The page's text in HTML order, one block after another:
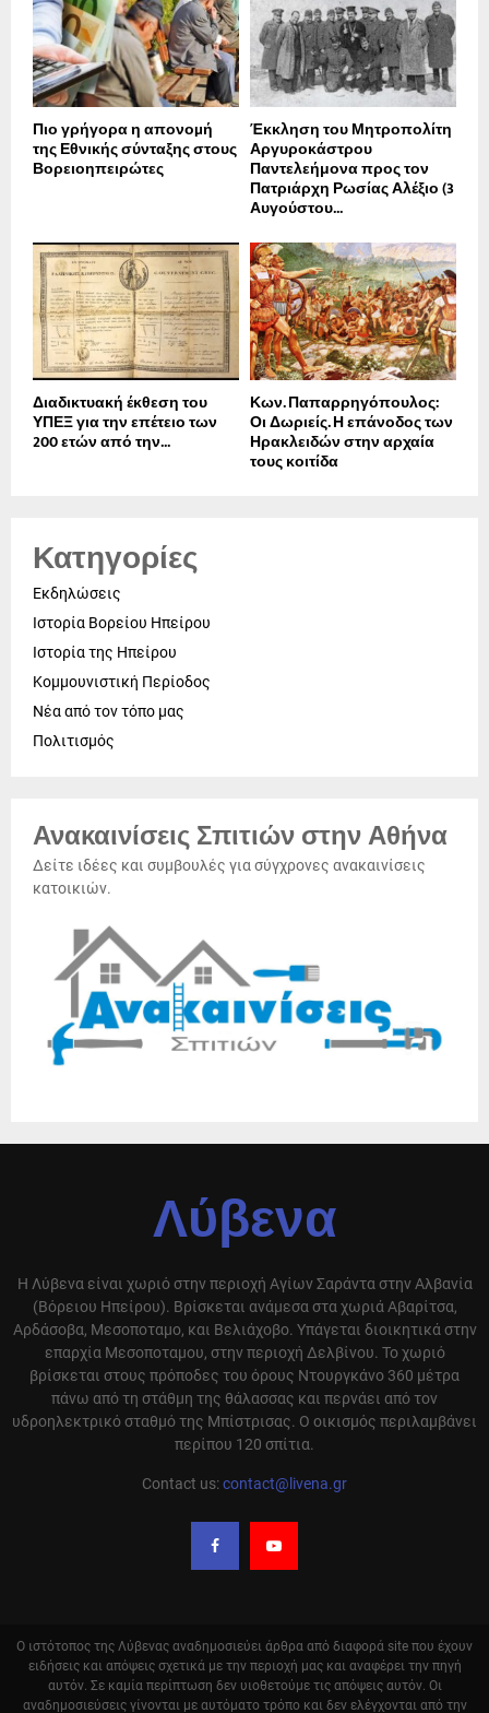
Πιο γρήγορα η απονοµή
της Εθνικής σύνταξης στους
Βορειοηπειρώτες
Έκκληση του Μητροπολίτη
Αργυροκάστρου
Παντελεήμονα προς τον
Πατριάρχη Ρωσίας Αλέξιο (3
Αυγούστου...
Διαδικτυακή έκθεση του
ΥΠΕΞ για την επέτειο των
200 ετών από την...
Κων. Παπαρρηγόπουλος:
Οι Δωριείς. Η επάνοδος των
Ηρακλειδών στην αρχαία
τους κοιτίδα
Κατηγορίες
Εκδηλώσεις
Ιστορία Βορείου Ηπείρου
Ιστορία της Ηπείρου
Κομμουνιστική Περίοδος
Νέα από τον τόπο μας
Πολιτισμός
Ανακαινίσεις Σπιτιών στην Αθήνα
Δείτε ιδέες και συμβουλές για σύγχρονες ανακαινίσεις
κατοικιών.
Λύβενα
Η Λύβενα είναι χωριό στην περιοχή Αγίων Σαράντα στην Αλβανία
(Βόρειου Ηπείρου). Βρίσκεται ανάμεσα στα χωριά Αβαρίτσα,
Αρδάσοβα, Μεσοποταμο, και Βελιάχοβο. Υπάγεται διοικητικά στην
επαρχία Μεσοποταμου, στην περιοχή Δελβίνου. Το χωριό
βρίσκεται στους πρόποδες του όρους Ντουργκάνο 360 μέτρα
πάνω από τη στάθμη της θάλασσας και περνάει από τον
υδροηλεκτρικό σταθμό της Μπίστρισας. Ο οικισμός περιλαμβάνει
περίπου 120 σπίτια.
Contact us:contact@livena.gr
Ο ιστότοπος της Λύβενας αναδημοσιεύει άρθρα από διαφορά site που έχουν
ειδήσεις και απόψεις σχετικά με την περιοχή μας και αναφέρει την πηγή
αυτόν. Σε καμία περίπτωση δεν υιοθετούμε τις απόψεις αυτόν. Οι
αναδημοσιεύσεις γίνονται με αυτόματο τρόπο και δεν ελέγχονται από την